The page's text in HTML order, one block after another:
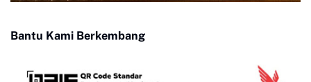
Bantu Kami Berkembang